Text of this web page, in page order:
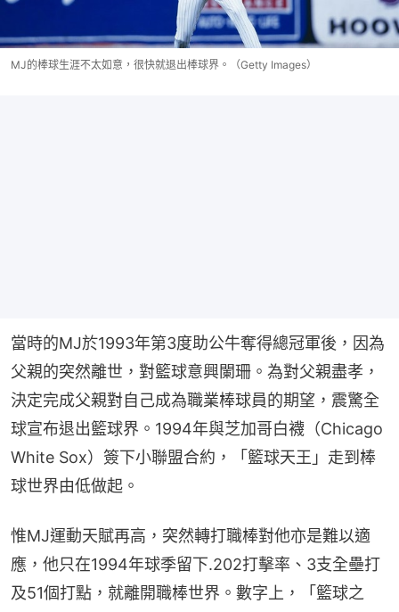
MJ的棒球生涯不太如意，很快就退出棒球界。（Getty Images）
當時的MJ於1993年第3度助公牛奪得總冠軍後，因為
父親的突然離世，對籃球意興闌珊。為對父親盡孝，
決定完成父親對自己成為職業棒球員的期望，震驚全
球宣布退出籃球界。1994年與芝加哥白襪（Chicago
White Sox）簽下小聯盟合約，「籃球天王」走到棒
球世界由低做起。
惟MJ運動天賦再高，突然轉打職棒對他亦是難以適
應，他只在1994年球季留下.202打擊率、3支全壘打
及51個打點，就離開職棒世界。數字上，「籃球之